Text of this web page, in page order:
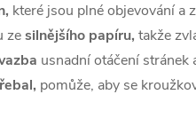
které jsou plnéobjevování a
zesilnějšího papíru, takže
usnadní otáčení stránek
pomůže, aby se